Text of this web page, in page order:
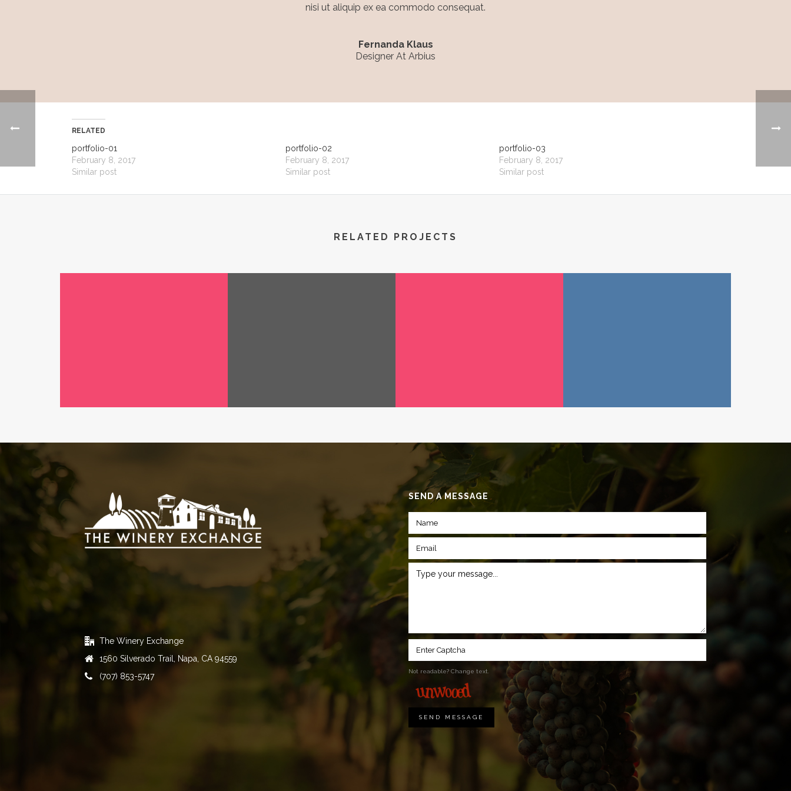
nisi ut aliquip ex ea commodo consequat.
Fernanda Klaus
Designer At Arbius
RELATED
portfolio-01
February 8, 2017
Similar post
portfolio-02
February 8, 2017
Similar post
portfolio-03
February 8, 2017
Similar post
RELATED PROJECTS
The Winery Exchange
1560 Silverado Trail, Napa, CA 94559
(707) 853-5747
SEND A MESSAGE
Not readable? Change text.
SEND MESSAGE